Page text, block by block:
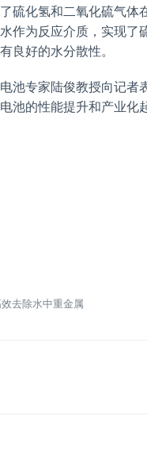
硫化氢和二氧化硫气体
作为反应介质，实现
良好的水分散性。
池专家陆俊教授向记
池的性能提升和产业化
去除水中重金属